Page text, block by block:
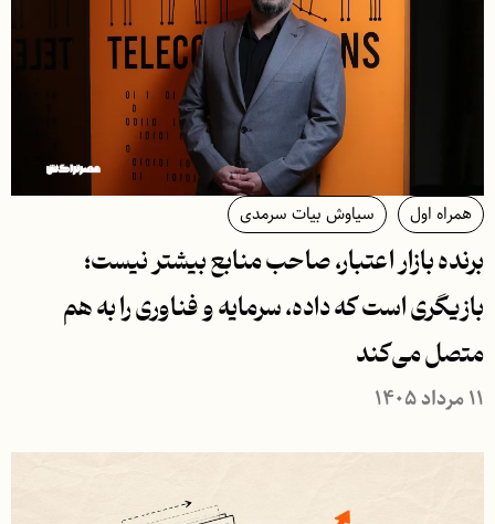
همراه اول سیاوش بیات سرمدی
برنده بازار اعتبار، صاحب منابع بیشتر نیست؛
بازیگری است که داده، سرمایه و فناوری را به هم
متصل می‌کند
۱۱ مرداد ۱۴۰۵